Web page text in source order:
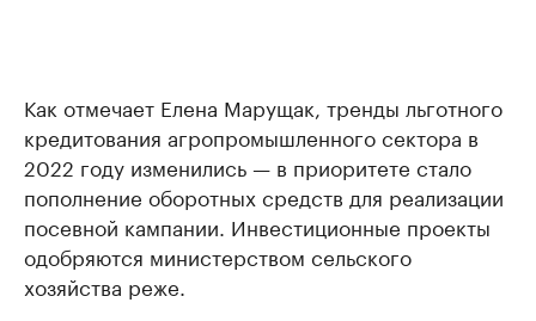
Как отмечает Елена Марущак, тренды льготного
кредитования агропромышленного сектора в
2022 году изменились — в приоритете стало
пополнение оборотных средств для реализации
посевной кампании. Инвестиционные проекты
одобряются министерством сельского
хозяйства реже.